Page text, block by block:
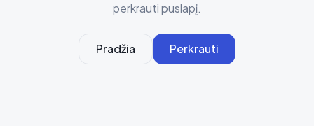
perkrauti puslapį.
Pradžia Perkrauti